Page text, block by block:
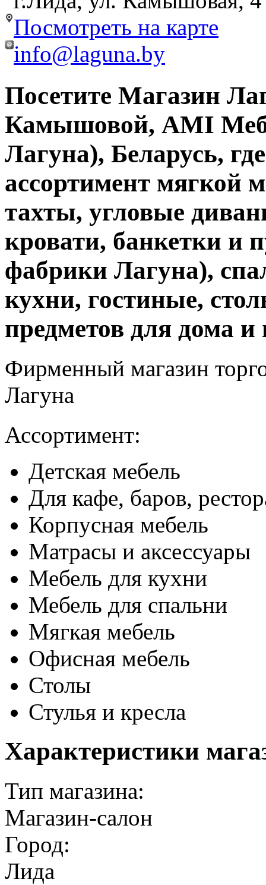
Посмотреть на карте
info@laguna.by
Посетите Магазин
Камышовой, AMI
Лагуна), Беларусь,
ассортимент мягкой
тахты, угловые
кровати, банкетки и
фабрики Лагуна),
кухни, гостиные,
предметов для дома и
Фирменный магазин
Лагуна
Ассортимент:
Детская мебель
Для кафе, баров,
Корпусная мебель
Матрасы и аксессуары
Мебель для кухни
Мебель для спальни
Мягкая мебель
Офисная мебель
Столы
Стулья и кресла
Характеристики
Тип магазина:
Магазин-салон
Город:
Лида